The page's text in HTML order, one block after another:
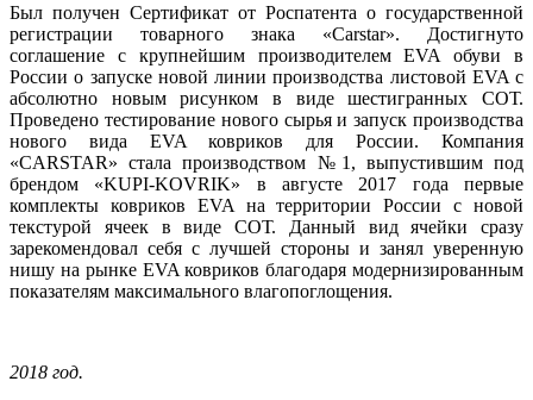
Был получен Сертификат от Роспатента о государственной
регистрации товарного знака «Carstar». Достигнуто
соглашение с крупнейшим производителем EVA обуви в
России о запуске новой линии производства листовой EVA с
абсолютно новым рисунком в виде шестигранных СОТ.
Проведено тестирование нового сырья и запуск производства
нового вида EVA ковриков для России. Компания
«CARSTAR» стала производством №1, выпустившим под
брендом «KUPI-KOVRIK» в августе 2017 года первые
комплекты ковриков EVA на территории России с новой
текстурой ячеек в виде СОТ. Данный вид ячейки сразу
зарекомендовал себя с лучшей стороны и занял уверенную
нишу на рынке EVA ковриков благодаря модернизированным
показателям максимального влагопоглощения.
2018 год.